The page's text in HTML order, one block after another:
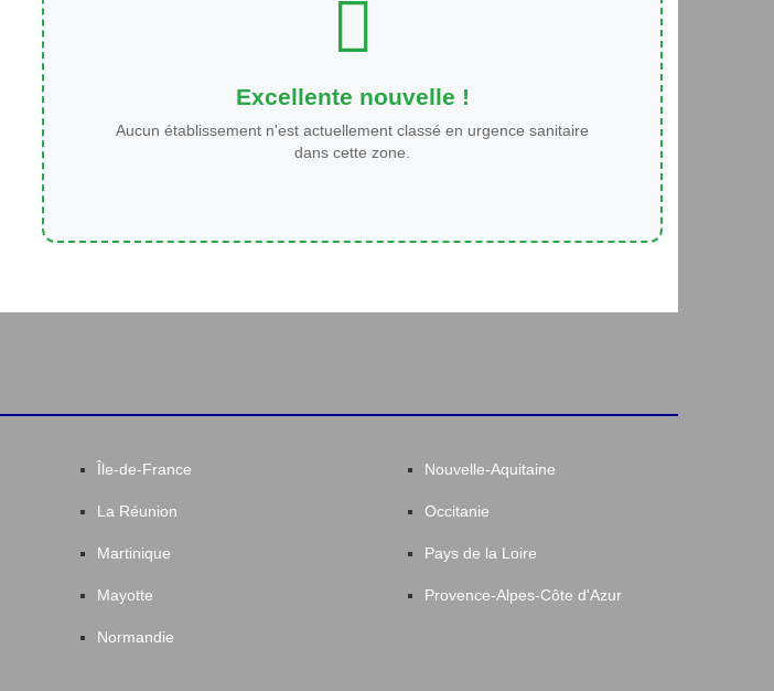
Excellente nouvelle !
Aucun établissement n'est actuellement classé en urgence sanitaire
dans cette zone.
Île-de-France
La Réunion
Martinique
Mayotte
Normandie
Nouvelle-Aquitaine
Occitanie
Pays de la Loire
Provence-Alpes-Côte d'Azur